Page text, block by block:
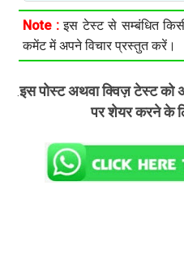
Note :इस टेस्ट से सम्बंधित
कमेंट में अपने विचार प्रस्तुत करें।
.इस पोस्ट अथवा क्विज़ टेस्ट
पर शेयर करने के